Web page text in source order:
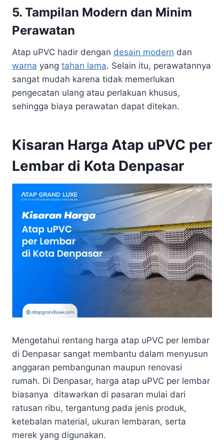
5. Tampilan Modern dan Minim
Perawatan
Atap uPVC hadir dengan desain modern dan
warna yang tahan lama. Selain itu, perawatannya
sangat mudah karena tidak memerlukan
pengecatan ulang atau perlakuan khusus,
sehingga biaya perawatan dapat ditekan.
Kisaran Harga Atap uPVC per
Lembar di Kota Denpasar
Mengetahui rentang harga atap uPVC per lembar
di Denpasar sangat membantu dalam menyusun
anggaran pembangunan maupun renovasi
rumah. Di Denpasar, harga atap uPVC per lembar
biasanya ditawarkan di pasaran mulai dari
ratusan ribu, tergantung pada jenis produk,
ketebalan material, ukuran lembaran, serta
merek yang digunakan.